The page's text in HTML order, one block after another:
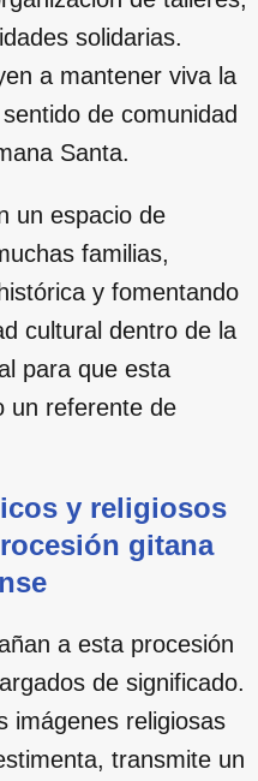
solidarias.
a mantener viva la
de comunidad
Santa.
un espacio de
familias,
y fomentando
cultural dentro de la
para que esta
un referente de
y religiosos
gitana
a esta procesión
de significado.
imágenes religiosas
transmite un